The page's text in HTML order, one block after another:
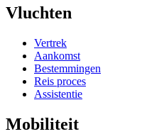
Vluchten
Vertrek
Aankomst
Bestemmingen
Reis proces
Assistentie
Mobiliteit